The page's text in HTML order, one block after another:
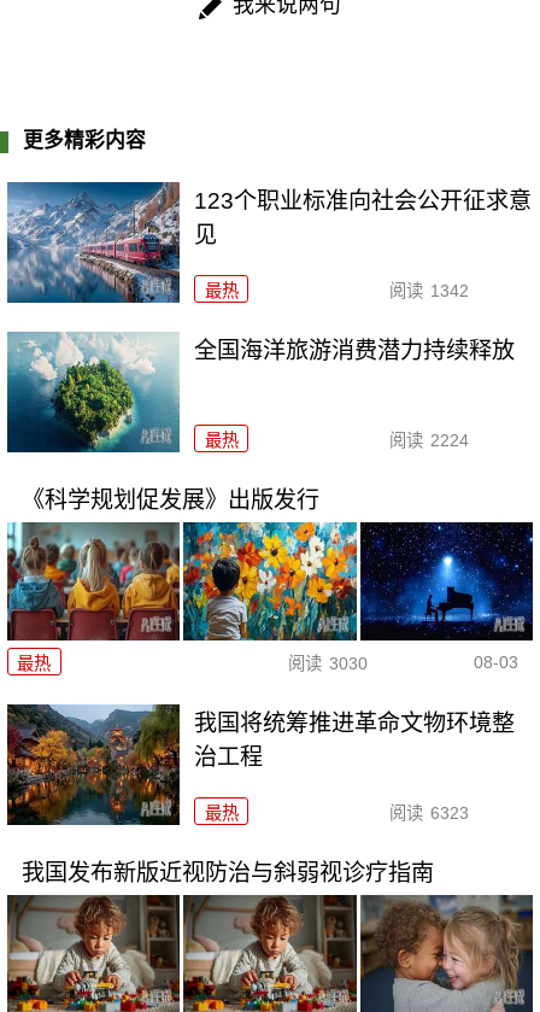
我来说两句
更多精彩内容
123个职业标准向社会公开征求意
见
最热 阅读 1342
全国海洋旅游消费潜力持续释放
最热 阅读 2224
《科学规划促发展》出版发行
最热 阅读 3030 08-03
我国将统筹推进革命文物环境整
治工程
最热 阅读 6323
我国发布新版近视防治与斜弱视诊疗指南